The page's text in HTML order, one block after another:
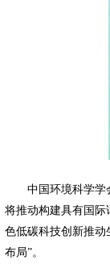
中国环境科学学
将推动构建具有国际
色低碳科技创新推动
布局”。